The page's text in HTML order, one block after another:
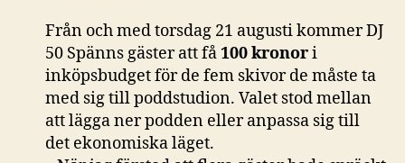
Från och med torsdag 21 augusti kommer DJ
50 Spänns gäster att få100 kronori
inköpsbudget för de fem skivor de måste ta
med sig till poddstudion. Valet stod mellan
att lägga ner podden eller anpassa sig till
det ekonomiska läget.